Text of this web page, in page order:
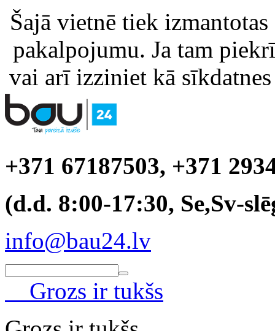
Šajā vietnē tiek
pakalpojumu. Ja tam
vai arī izziniet kā
+371 67187503, +371
(d.d. 8:00-17:30, Se,Sv-
info@bau24.lv
Grozs ir tukšs